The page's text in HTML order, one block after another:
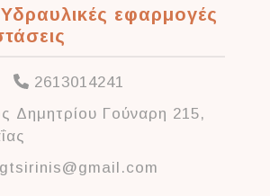
2613014241
Δημητρίου Γούναρη 215,
gtsirinis@gmail.com
εφαρμογές